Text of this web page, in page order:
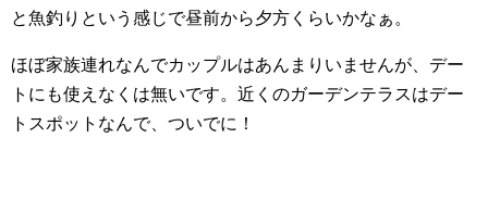
と魚釣りという感じで昼前から夕方くらいかなぁ。
ほぼ家族連れなんでカップルはあんまりいませんが、デー
トにも使えなくは無いです。近くのガーデンテラスはデー
トスポットなんで、ついでに！